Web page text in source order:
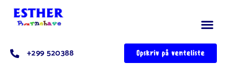
+299 520388 Opskriv på venteliste